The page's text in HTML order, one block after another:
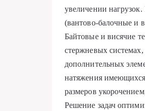
увеличении
(вантово-балочные и
Байтовые и висячие
стержневых
дополнительных
натяжения
размеров
Решение задач